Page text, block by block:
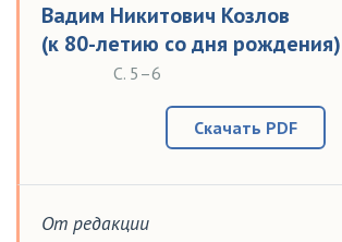
Вадим Никитович Козлов
(к 80-летию со дня рождения)
С. 5–6
Скачать PDF
От редакции